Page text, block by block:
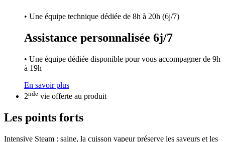
• Une équipe technique dédiée de 8h à 20h (6j/7)
Assistance personnalisée 6j/7
• Une équipe dédiée disponible pour vous accompagner de 9h
à 19h
En savoir plus
2nde vie offerte au produit
Les points forts
Intensive Steam : saine, la cuisson vapeur préserve les saveurs et les